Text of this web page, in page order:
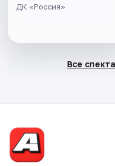
ДК «Россия»
Все